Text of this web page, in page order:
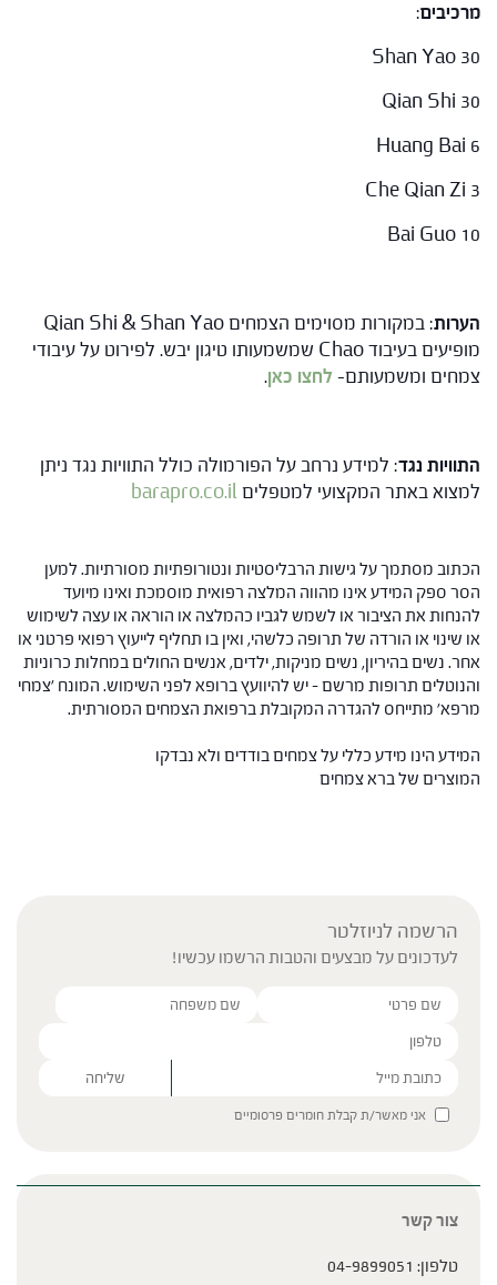
מרכיבים:
Shan Yao 30
Qian Shi 30
Huang Bai 6
Che Qian Zi 3
Bai Guo 10
הערות
: במקורות מסוימים הצמחים Qian Shi & Shan Yao
מופיעים בעיבוד Chao שמשמעותו טיגון יבש. לפירוט על עיבודי
צמחים ומשמעותם-לחצו כאן.
התוויות נגד: למידע נרחב על הפורמולה כולל התוויות נגד ניתן
למצוא באתר המקצועי למטפליםbarapro.co.il
הכתוב מסתמך על גישות הרבליסטיות ונטורופתיות מסורתיות. למען
הסר ספק המידע אינו מהווה המלצה רפואית מוסמכת ואינו מיועד
להנחות את הציבור או לשמש לגביו כהמלצה או הוראה או עצה לשימוש
או שינוי או הורדה של תרופה כלשהי, ואין בו תחליף לייעוץ רפואי פרטני או
אחר. נשים בהיריון, נשים מניקות, ילדים, אנשים החולים במחלות כרוניות
והנוטלים תרופות מרשם – יש להיוועץ ברופא לפני השימוש. המונח 'צמחי
מרפא' מתייחס להגדרה המקובלת ברפואת הצמחים המסורתית.
המידע הינו מידע כללי על צמחים בודדים ולא נבדקו
המוצרים של ברא צמחים
הרשמה לניוזלטר
לעדכונים על מבצעים והטבות הרשמו עכשיו!
Please leave this field empty.
אני מאשר/ת קבלת חומרים פרסומיים
צור קשר
טלפון: 04-9899051